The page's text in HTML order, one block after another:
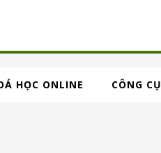
HỌC ONLINE CÔNG CỤ